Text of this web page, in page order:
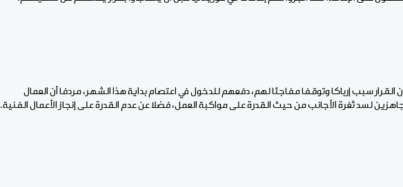
القرار سبب إرباكا وتوقفا مفاجئا لهم، دفعهم للدخول في اعتصام بداية هذا الشهر، مردفا أن العمال
جاهزين لسد ثغرة الأجانب من حيث القدرة على مواكبة العمل، فضلا عن عدم القدرة على إنجاز الأعمال الفنية.